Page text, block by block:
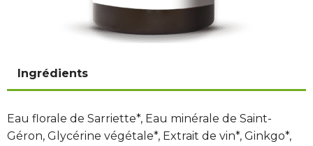
Ingrédients
Eau florale de Sarriette*, Eau minérale de Saint-
Géron, Glycérine végétale*, Extrait de vin*, Ginkgo*,